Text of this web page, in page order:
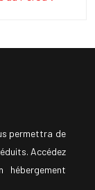
permettra de
Accédez